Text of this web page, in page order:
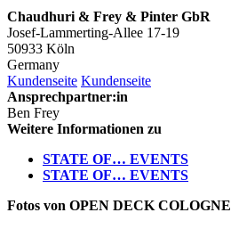
Chaudhuri & Frey & Pinter GbR
Josef-Lammerting-Allee 17-19
50933 Köln
Germany
Kundenseite Kundenseite
Ansprechpartner:in
Ben Frey
Weitere Informationen zu
STATE OF… EVENTS
STATE OF… EVENTS
Fotos von OPEN DECK COLOGNE